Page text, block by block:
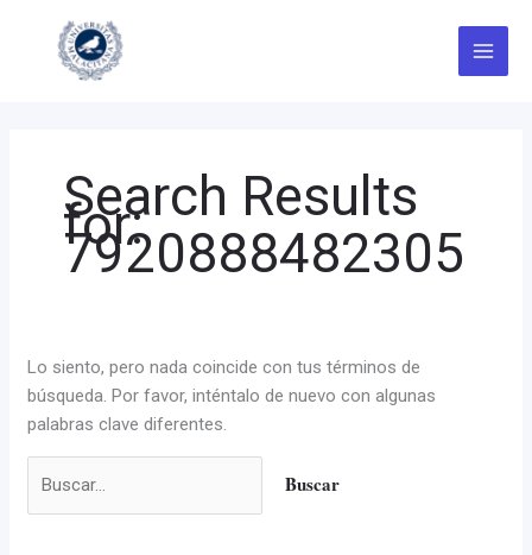
contenido
Search Results
for:
7920888482305
Lo siento, pero nada coincide con tus términos de
búsqueda. Por favor, inténtalo de nuevo con algunas
palabras clave diferentes.